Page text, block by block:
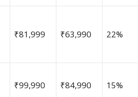
₹81,999 ₹63,990 22%
₹99,990 ₹84,990 15%